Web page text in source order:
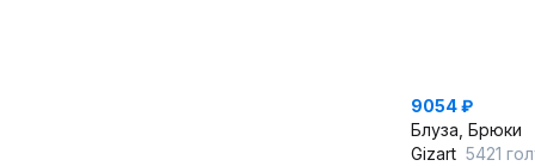
9054 ₽
Блуза, Брюки
Gizart 5421